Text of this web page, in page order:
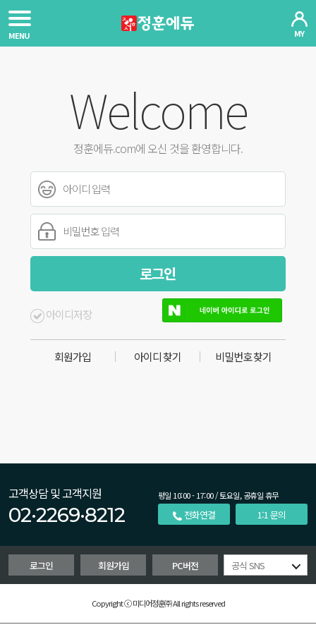
MENU MY
Welcome
정훈에듀.com에 오신 것을 환영합니다.
아이디저장
회원가입 아이디 찾기 비밀번호 찾기
고객상담 및 고객지원
02·2269·8212
평일 10:00 - 17:00 / 토요일, 공휴일 휴무
전화연결 1:1 문의
로그인 회원가입 PC버전 공식 SNS
Copyright ⓒ 미디어정훈㈜ All rights reserved